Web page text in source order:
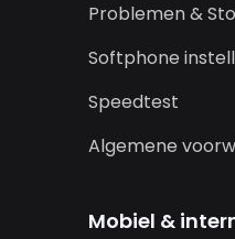
Problemen &
Softphone
Speedtest
Algemene
Mobiel &